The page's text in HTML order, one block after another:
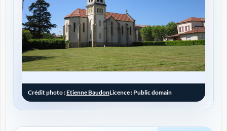
Crédit photo :Etienne Baudon Licence : Public domain